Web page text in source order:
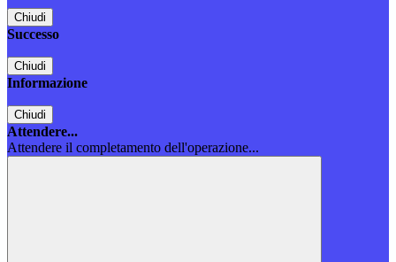
Chiudi
Successo
Chiudi
Informazione
Chiudi
Attendere...
Attendere il completamento dell'operazione...